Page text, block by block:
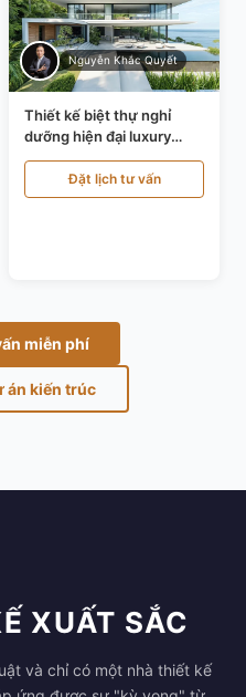
Nguyễn Khắc Quyết
Thiết kế biệt thự nghỉ
dưỡng hiện đại luxury
700m² tại Đà Nẵng
KT24616Đặt lịch tư vấn
miễn phí
án kiến trúc
XUẤT SẮC
và chỉ có một nhà thiết kế